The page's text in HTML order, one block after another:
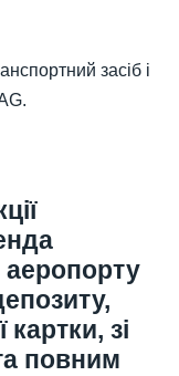
засіб і
аеропорту
картки, зі
повним